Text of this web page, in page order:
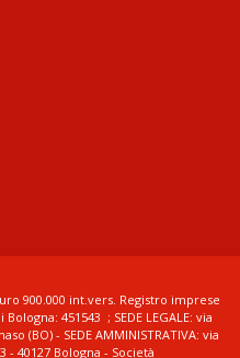
900.000 int.vers. Registro imprese
451543 ; SEDE LEGALE: via
(BO) - SEDE AMMINISTRATIVA: via
- 40127 Bologna - Società